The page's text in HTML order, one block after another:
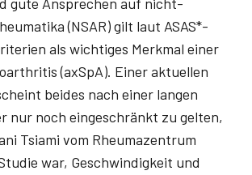
(NSAR) gilt laut ASAS*-
als wichtiges Merkmal einer
(axSpA). Einer aktuellen
beides nach einer langen
nur noch eingeschränkt zu gelten,
Tsiami vom Rheumazentrum
war, Geschwindigkeit und